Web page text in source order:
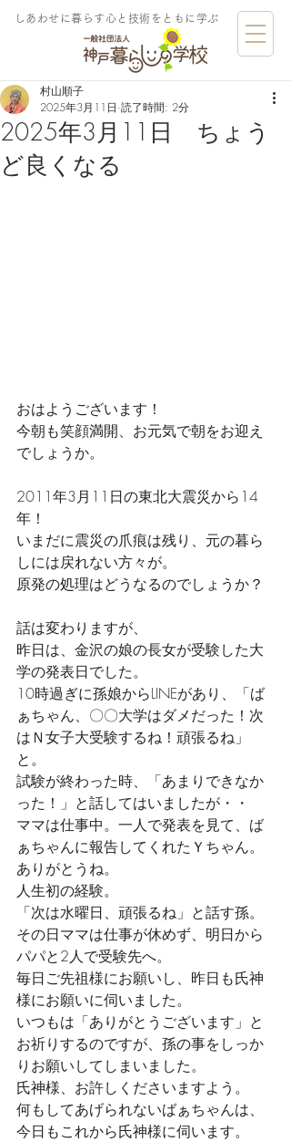
しあわせに暮らす​心と技術をともに学ぶ
2025年3月11日 ちょう
ど良くなる
村山順子
2025年3月11日 読了時間: 2分
おはようございます！
今朝も笑顔満開、お元気で朝をお迎え
でしょうか。
2011年3月11日の東北大震災から14
年！
いまだに震災の爪痕は残り、元の暮ら
しには戻れない方々が。
原発の処理はどうなるのでしょうか？
話は変わりますが、
昨日は、金沢の娘の長女が受験した大
学の発表日でした。
10時過ぎに孫娘からLINEがあり、「ば
ぁちゃん、〇〇大学はダメだった！次
はＮ女子大受験するね！頑張るね」
と。
試験が終わった時、「あまりできなか
った！」と話してはいましたが・・
ママは仕事中。一人で発表を見て、ば
ぁちゃんに報告してくれたＹちゃん。
ありがとうね。
人生初の経験。
「次は水曜日、頑張るね」と話す孫。
その日ママは仕事が休めず、明日から
パパと2人で受験先へ。
毎日ご先祖様にお願いし、昨日も氏神
様にお願いに伺いました。
いつもは「ありがとうございます」と
お祈りするのですが、孫の事をしっか
りお願いしてしまいました。
氏神様、お許しくださいますよう。
何もしてあげられないばぁちゃんは、
今日もこれから氏神様に伺います。